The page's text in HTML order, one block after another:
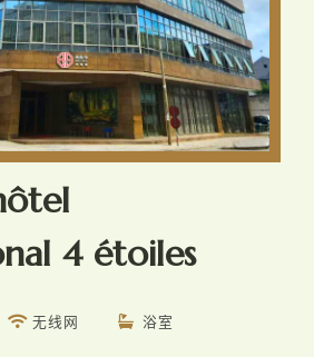
4 étoiles
无线网 浴室